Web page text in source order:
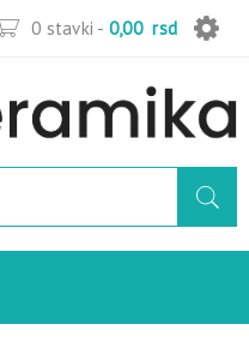
0 stavki - 0,00 rsd